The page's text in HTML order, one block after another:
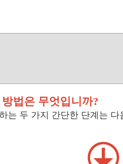
법은 무엇입니까?
는 두 가지 간단한 단계는 다